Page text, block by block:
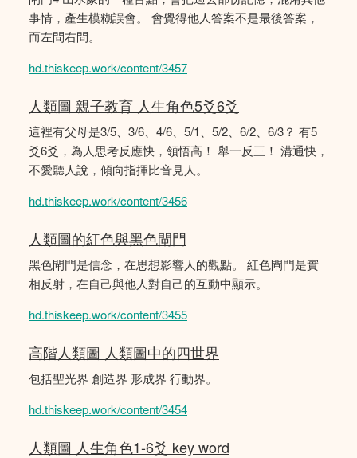
事情，產生模糊誤會。 會覺得他人答案不是最後答案，
而左問右問。
hd.thiskeep.work/content/3457
人類圖 親子教育 人生角色5爻6爻
這裡有父母是3/5、3/6、4/6、5/1、5/2、6/2、6/3？ 有5
爻6爻，為人思考反應快，領悟高！ 舉一反三！ 溝通快，
不愛聽人說，傾向指揮比音見人。
hd.thiskeep.work/content/3456
人類圖的紅色與黑色閘門
黑色閘門是信念，在思想影響人的觀點。 紅色閘門是實
相反射，在自己與他人對自己的互動中顯示。
hd.thiskeep.work/content/3455
高階人類圖 人類圖中的四世界
包括聖光界 創造界 形成界 行動界。
hd.thiskeep.work/content/3454
人類圖 人生角色1-6爻 key word